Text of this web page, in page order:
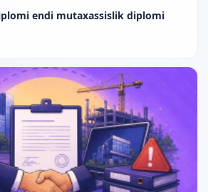
endi mutaxassislik diplomi